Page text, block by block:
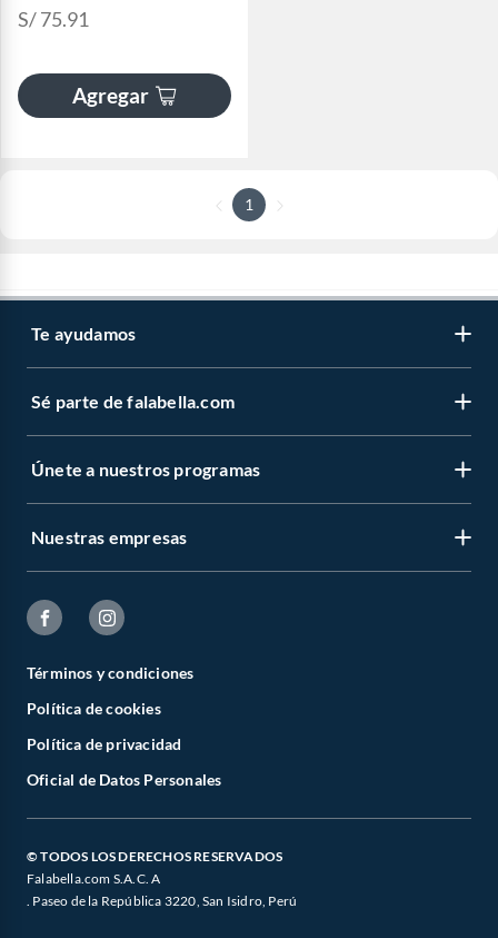
S/ 75.91
Agregar
1
Te ayudamos
Sé parte de falabella.com
Únete a nuestros programas
Nuestras empresas
Términos y condiciones
Política de cookies
Política de privacidad
Oficial de Datos Personales
© TODOS LOS DERECHOS RESERVADOS
Falabella.com S.A.C. A
. Paseo de la República 3220, San Isidro, Perú